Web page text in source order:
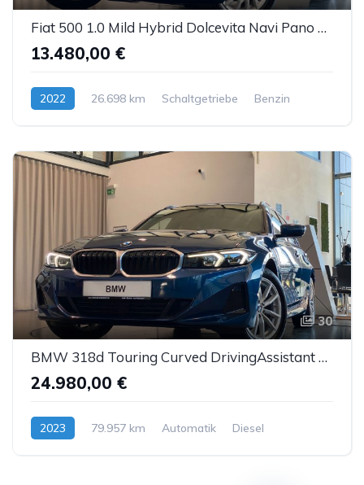
Fiat 500 1.0 Mild Hybrid Dolcevita Navi Pano DAB PDC
13.480,00 €
2022 26.698 km Schaltgetriebe Benzin
30
BMW 318d Touring Curved DrivingAssistant SportS Kam.
24.980,00 €
2023 79.957 km Automatik Diesel